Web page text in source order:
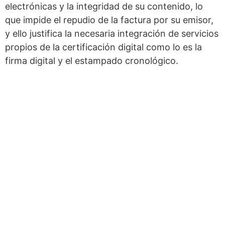
electrónicas y la integridad de su contenido, lo
que impide el repudio de la factura por su emisor,
y ello justifica la necesaria integración de servicios
propios de la certificación digital como lo es la
firma digital y el estampado cronológico.